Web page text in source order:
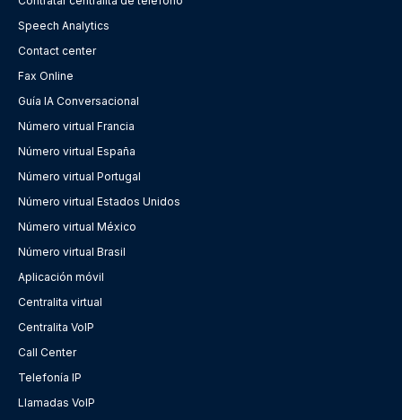
Speech Analytics
Contact center
Fax Online
Guía IA Conversacional
Número virtual Francia
Número virtual España
Número virtual Portugal
Número virtual Estados Unidos
Número virtual México
Número virtual Brasil
Aplicación móvil
Centralita virtual
Centralita VoIP
Call Center
Telefonía IP
Llamadas VoIP